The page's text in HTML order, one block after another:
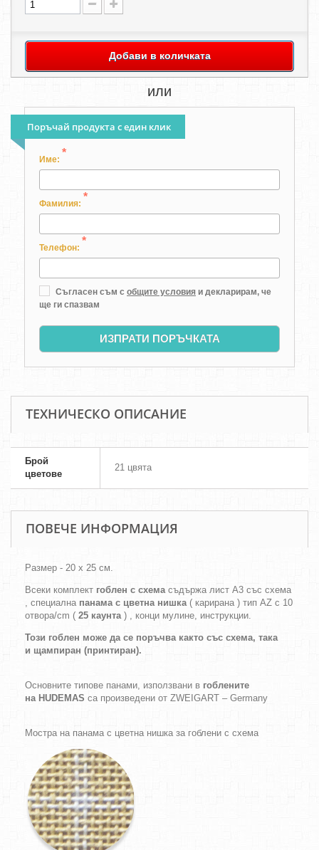
Добави в количката
или
Поръчай продукта с един клик
Име:
*
Фамилия:
*
Телефон:
*
Съгласен съм с общите условия и декларирам, че
ще ги спазвам
ИЗПРАТИ ПОРЪЧКАТА
ТЕХНИЧЕСКО ОПИСАНИЕ
Брой
цветове
21 цвята
ПОВЕЧЕ ИНФОРМАЦИЯ
Размер - 20 х 25 см.
Всеки комплект гоблен с схемасъдържа лист А3 със схема
, специална панама с цветна нишка( карирана ) тип AZ с 10
отвора/cm ( 25 каунта) , конци мулине, инструкции.
Този гоблен може да се поръчва както със схема, така
и щампиран (принтиран).
Основните типове панами, използвани в гоблените
на HUDEMAS са произведени от ZWEIGART – Germany
Мостра на панама с цветна нишка за гоблени с схема